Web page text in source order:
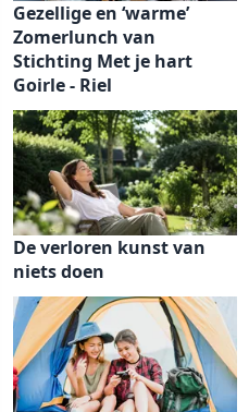
Gezellige en ‘warme’
Zomerlunch van
Stichting Met je hart
Goirle - Riel
De verloren kunst van
niets doen